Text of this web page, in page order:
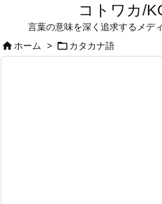
コトワカ/
言葉の意味を深く追求するメデ
ホーム >  カタカナ語